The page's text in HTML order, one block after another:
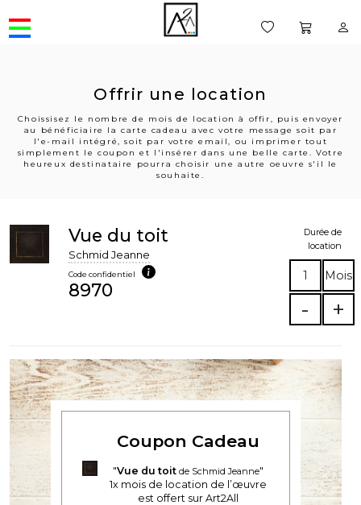
Offrir une location
Choissisez le nombre de mois de location à offir, puis envoyer
au bénéficiaire la carte cadeau avec votre message soit par
l'e-mail intégré, soit par votre email, ou imprimer tout
simplement le coupon et l'insérer dans une belle carte. Votre
heureux destinataire pourra choisir une autre oeuvre s'il le
souhaite.
Vue du toit
Schmid Jeanne
Code confidentiel
8970
Durée de
location
1 Mois
- +
Coupon Cadeau
Vue du toit de Schmid Jeanne
1x mois de location de l’œuvre
est offert sur Art2All